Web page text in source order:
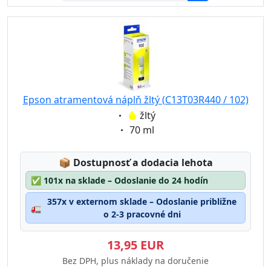
Epson atramentová náplň žltý (C13T03R440 / 102)
Eigenschaft:
žltý
Eigenschaft:
70 ml
📦 Lagerstatus:
Dostupnosť a dodacia lehota
✅ 101x na sklade – Odoslanie do 24 hodín
🚛
357x v externom sklade – Odoslanie približne
o 2-3 pracovné dni
13,95 EUR
Bez DPH, plus náklady na doručenie